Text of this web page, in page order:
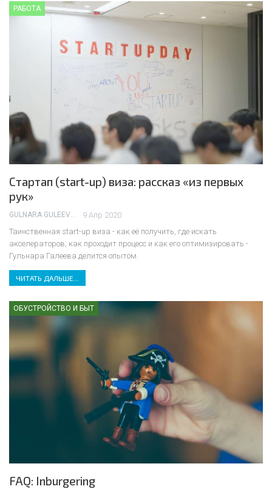
РАБОТА
Стартап (start-up) виза: рассказ «из первых
рук»
9 Апр 2020
Таинственная start-up виза - как её получить, где искать
акселераторов, как проходит процесс и как его оптимизировать -
Гульнара Галеева делится опытом.
ЧИТАТЬ ДАЛЬШЕ...
ОБУСТРОЙСТВО И БЫТ
FAQ: Inburgering